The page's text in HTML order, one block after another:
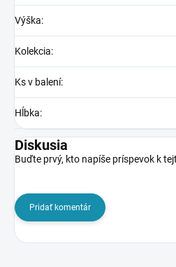
Výška:
Kolekcia:
Ks v balení:
Hĺbka:
Diskusia
Buďte prvý, kto napíše príspevok k
Pridať komentár